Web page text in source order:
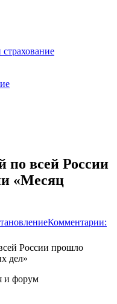
по всей России
«Месяц
Комментарии:
и форум